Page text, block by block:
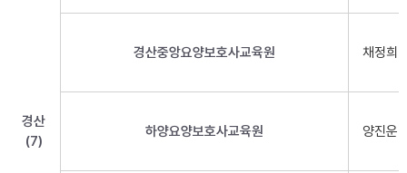
경산
(7)
경산중앙요양보호사교육원 채정희
하양요양보호사교육원 양진운